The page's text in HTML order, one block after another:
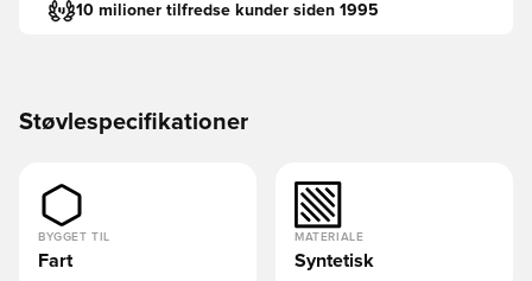
10 milioner tilfredse kunder siden 1995
Støvlespecifikationer
BYGGET TIL
Fart
MATERIALE
Syntetisk